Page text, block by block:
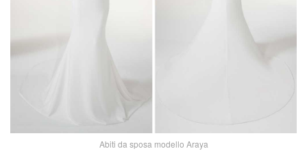
Abiti da sposa modello Araya